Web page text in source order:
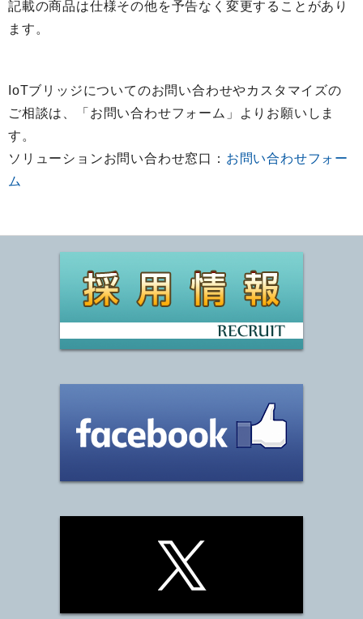
記載の商品は仕様その他を予告なく変更することがあり
ます。
IoTブリッジについてのお問い合わせやカスタマイズの
ご相談は、「お問い合わせフォーム」よりお願いしま
す。
ソリューションお問い合わせ窓口： お問い合わせフォー
ム